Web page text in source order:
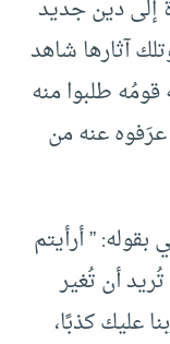
إلى دين جديد
آثارها شاهد
طلبوا منه
عنه من
” أرأيتم
أن تُغير
عليك كذبًا،